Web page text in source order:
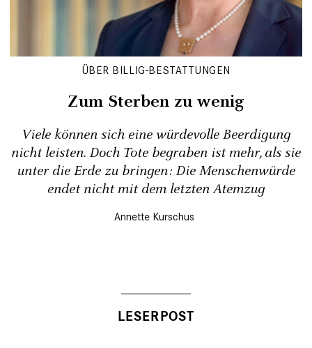
ÜBER BILLIG-BESTATTUNGEN
Zum Sterben zu wenig
Viele können sich eine ­würde­volle Beerdigung
nicht leisten. Doch Tote begraben ist mehr, als sie
unter die Erde zu bringen: Die Menschenwürde
endet nicht mit dem letzten Atemzug
Annette Kurschus